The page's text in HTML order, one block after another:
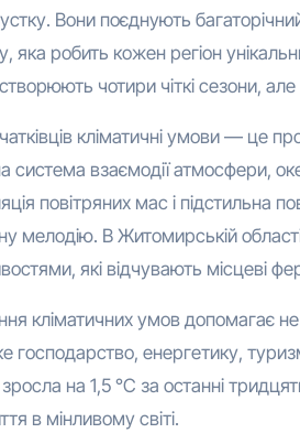
Вони поєднують
яка робить кожен регіон
чотири чіткі сезони,
кліматичні умови — це
система взаємодії атмосфери,
повітряних мас і підстильна
мелодію. В Житомирській
які відчувають місцеві
кліматичних умов допомагає
господарство, енергетику,
зросла на 1,5 °C за останні
в мінливому світі.